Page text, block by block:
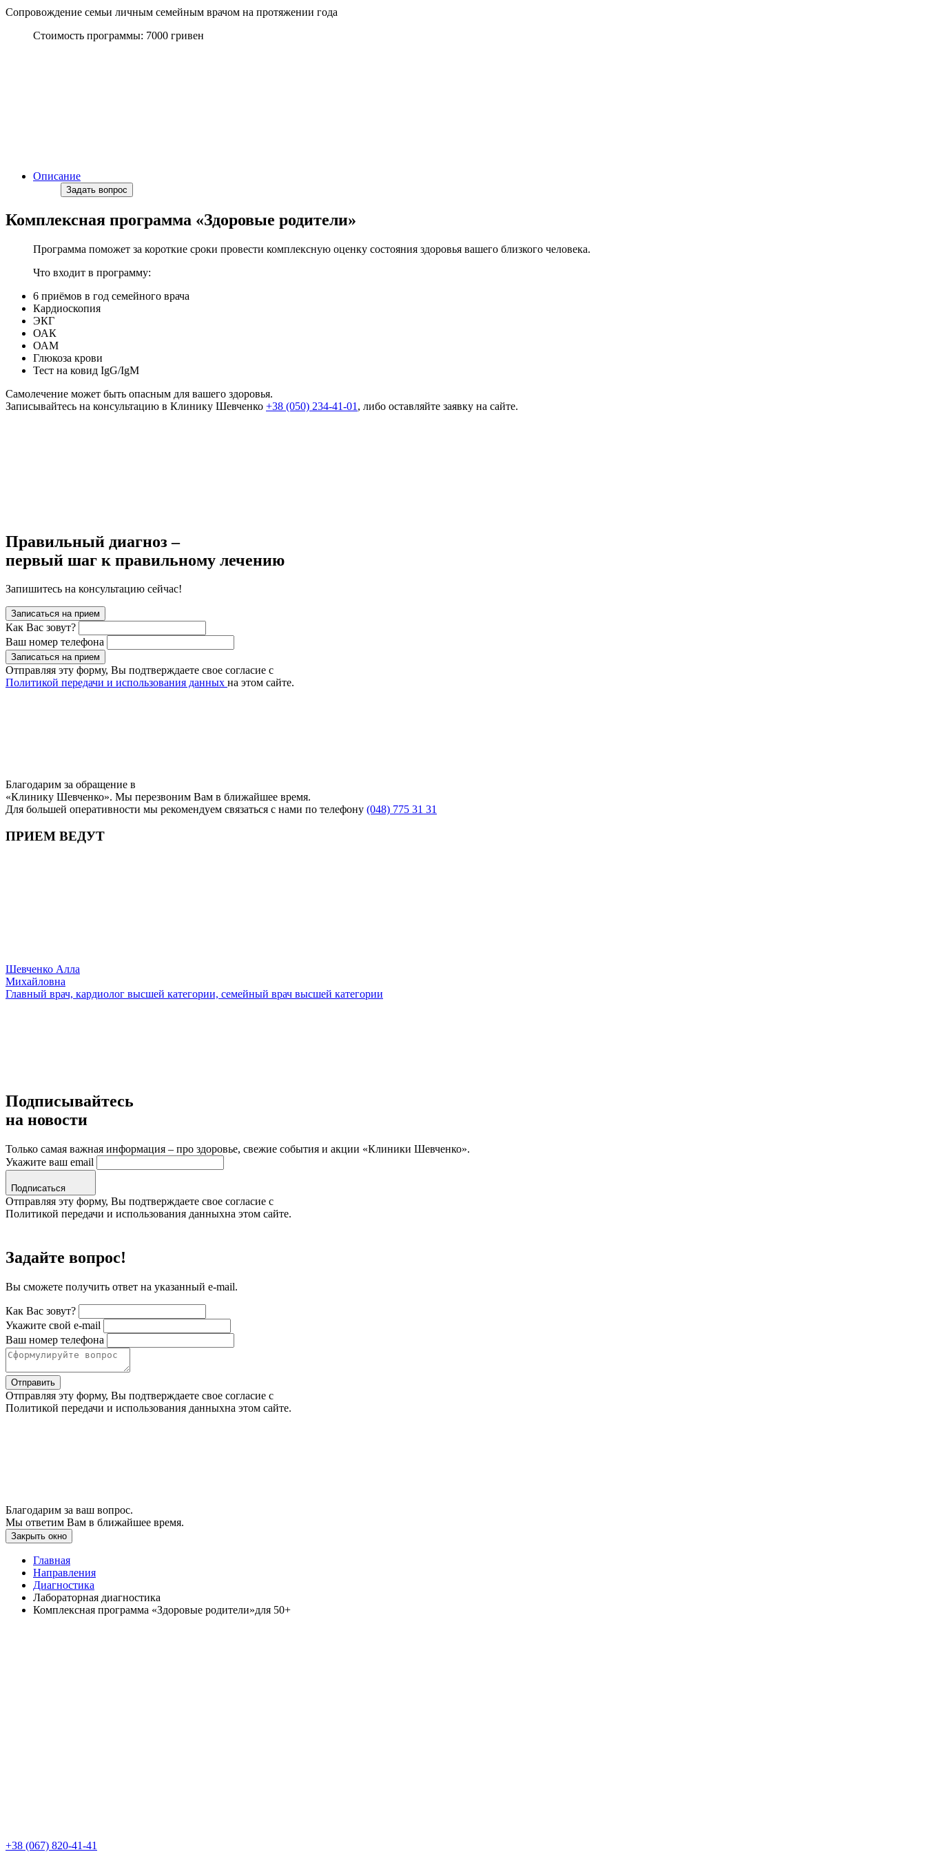
Сопровождение семьи личным семейным врачом на протяжении года
Стоимость программы: 7000 гривен
Описание
Задать вопрос
Комплексная программа «Здоровые родители»
Программа поможет за короткие сроки провести комплексную оценку состояния здоровья вашего близкого человека.
Что входит в программу:
6 приёмов в год семейного врача
Кардиоскопия
ЭКГ
ОАК
ОАМ
Глюкоза крови
Тест на ковид IgG/IgM
Самолечение может быть опасным для вашего здоровья.
Записывайтесь на консультацию в Клинику Шевченко +38 (050) 234-41-01 , либо оставляйте заявку на сайте.
Правильный диагноз –
первый шаг к правильному лечению
Запишитесь на консультацию сейчас!
Записаться на прием
Как Вас зовут?
Ваш номер телефона
Записаться на прием
Отправляя эту форму, Вы подтверждаете свое согласие с
Политикой передачи и использования данных на этом сайте.
Благодарим за обращение в
«Клинику Шевченко». Мы перезвоним Вам в ближайшее время.
Для большей оперативности мы рекомендуем связаться с нами по телефону (048) 775 31 31
ПРИЕМ ВЕДУТ
Шевченко Алла
Михайловна
Главный врач, кардиолог высшей категории, семейный врач высшей категории
Подписывайтесь
на новости
Только самая важная информация – про здоровье, свежие события и акции «Клиники Шевченко».
Укажите ваш email
Подписаться
Отправляя эту форму, Вы подтверждаете свое согласие с
Политикой передачи и использования данныхна этом сайте.
Задайте вопрос!
Вы сможете получить ответ на указанный e-mail.
Как Вас зовут?
Укажите свой e-mail
Ваш номер телефона
Отправить
Отправляя эту форму, Вы подтверждаете свое согласие с
Политикой передачи и использования данныхна этом сайте.
Благодарим за ваш вопрос.
Мы ответим Вам в ближайшее время.
Закрыть окно
Главная
Направления
Диагностика
Лабораторная диагностика
Комплексная программа «Здоровые родители»для 50+
+38 (067) 820-41-41